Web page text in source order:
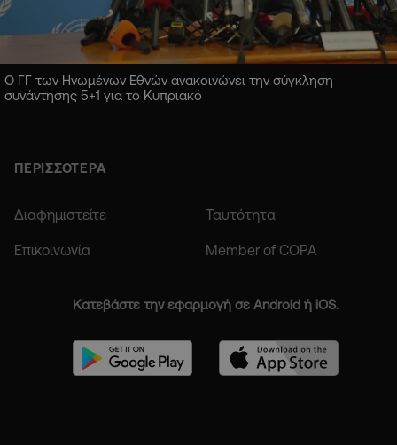
Ο ΓΓ των Ηνωμένων Εθνών ανακοινώνει την σύγκληση
συνάντησης 5+1 για το Κυπριακό
ΠΕΡΙΣΣΟΤΕΡΑ
Διαφημιστείτε Ταυτότητα
Επικοινωνία Member of COPA
Κατεβάστε την εφαρμογή σε Android ή iOS.